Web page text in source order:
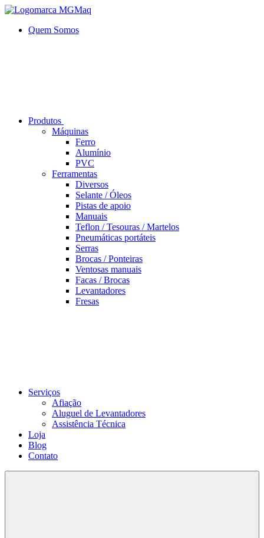
Quem Somos
Produtos
Máquinas
Ferro
Alumí­nio
PVC
Ferramentas
Diversos
Selante / Óleos
Pistas de apoio
Manuais
Teflon / Tesouras / Martelos
Pneumáticas portáteis
Serras
Brocas / Ponteiras
Ventosas manuais
Facas / Brocas
Levantadores
Fresas
Serviços
Afiação
Aluguel de Levantadores
Assistência Técnica
Loja
Blog
Contato